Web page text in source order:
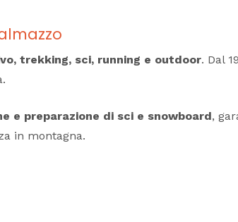
trekking, sci, running e outdoor. Dal
e preparazione di sci e snowboard,
in montagna.